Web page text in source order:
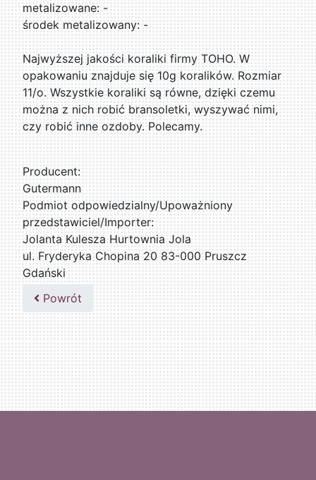
metalizowane: -
środek metalizowany: -
Najwyższej jakości koraliki firmy TOHO. W
opakowaniu znajduje się 10g koralików. Rozmiar
11/o. Wszystkie koraliki są równe, dzięki czemu
można z nich robić bransoletki, wyszywać nimi,
czy robić inne ozdoby. Polecamy.
Producent:
Gutermann
Podmiot odpowiedzialny/Upoważniony
przedstawiciel/Importer:
Jolanta Kulesza Hurtownia Jola
ul. Fryderyka Chopina 20 83-000 Pruszcz
Gdański
502047435
Powrót